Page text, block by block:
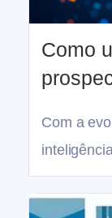
Como
Com a